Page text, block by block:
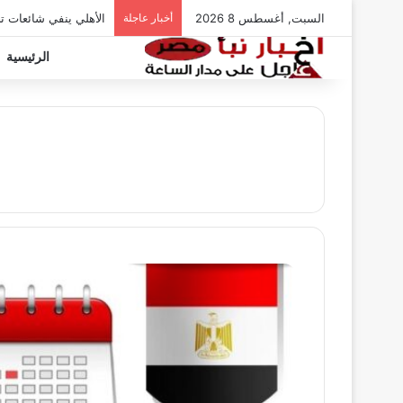
السبت, أغسطس 8 2026 أخبار عاجلة الأهلي ينفي
الرئيسية